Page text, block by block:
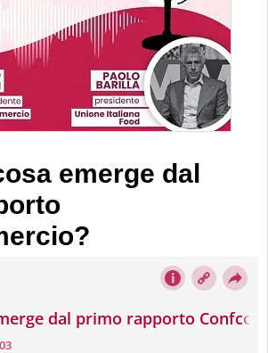
emerge dal